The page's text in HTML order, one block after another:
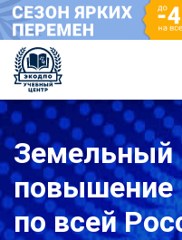
Земельный
повышение
по всей